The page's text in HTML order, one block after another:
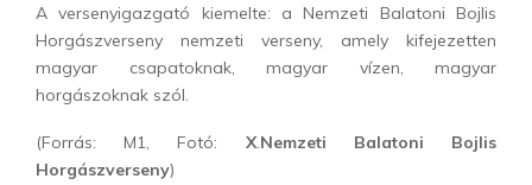
A versenyigazgató kiemelte: a Nemzeti Balatoni Bojlis
Horgászverseny nemzeti verseny, amely kifejezetten
magyar csapatoknak, magyar vízen, magyar
horgászoknak szól.
(Forrás: M1, Fotó: X.Nemzeti Balatoni Bojlis
Horgászverseny)